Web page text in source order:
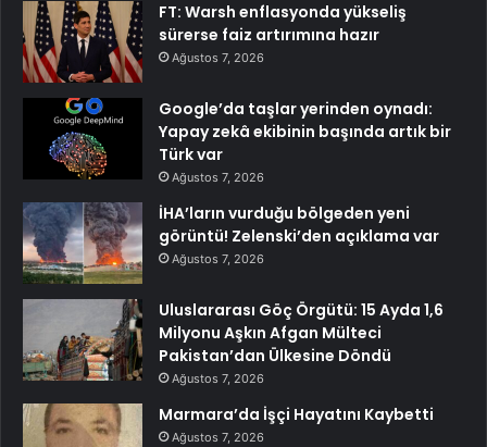
FT: Warsh enflasyonda yükseliş
sürerse faiz artırımına hazır
Ağustos 7, 2026
Google’da taşlar yerinden oynadı:
Yapay zekâ ekibinin başında artık bir
Türk var
Ağustos 7, 2026
İHA’ların vurduğu bölgeden yeni
görüntü! Zelenski’den açıklama var
Ağustos 7, 2026
Uluslararası Göç Örgütü: 15 Ayda 1,6
Milyonu Aşkın Afgan Mülteci
Pakistan’dan Ülkesine Döndü
Ağustos 7, 2026
Marmara’da İşçi Hayatını Kaybetti
Ağustos 7, 2026